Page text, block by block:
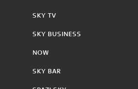
SKY TV
SKY BUSINESS
NOW
SKY BAR